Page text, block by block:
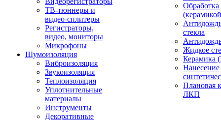
ТВ-тюннеры и
видео-сплитеры
Регистраторы,
видео, мониторы
Микрофоны
Шумоизоляция
Виброизоляция
Звукоизоляция
Теплоизоляция
Уплотнительные
материалы
Инструменты
Декоративные
Обработка
стекла
Жидкое
Керамика
Нанесение
Плановая
ЛКП